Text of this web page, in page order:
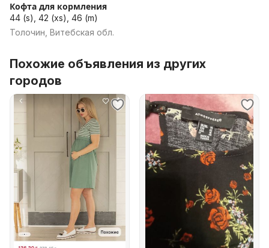
Кофта для кормления
44 (s), 42 (xs), 46 (m)
Толочин, Витебская обл.
Похожие объявления из других
городов